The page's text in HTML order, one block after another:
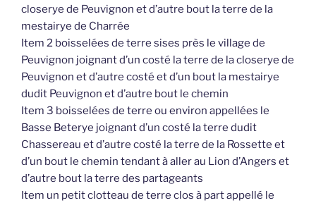
closerye de Peuvignon et d’autre bout la terre de la
mestairye de Charrée
Item 2 boisselées de terre sises près le village de
Peuvignon joignant d’un costé la terre de la closerye de
Peuvignon et d’autre costé et d’un bout la mestairye
dudit Peuvignon et d’autre bout le chemin
Item 3 boisselées de terre ou environ appellées le
Basse Beterye joignant d’un costé la terre dudit
Chassereau et d’autre costé la terre de la Rossette et
d’un bout le chemin tendant à aller au Lion d’Angers et
d’autre bout la terre des partageants
Item un petit clotteau de terre clos à part appellé le